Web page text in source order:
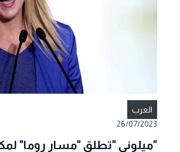
العرب
26/07/2023
"ميلوني "تطلق "مسار روما"